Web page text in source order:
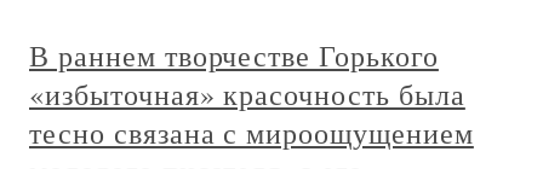
В раннем творчестве Горького
«избыточная» красочность была
тесно связана с мироощущением